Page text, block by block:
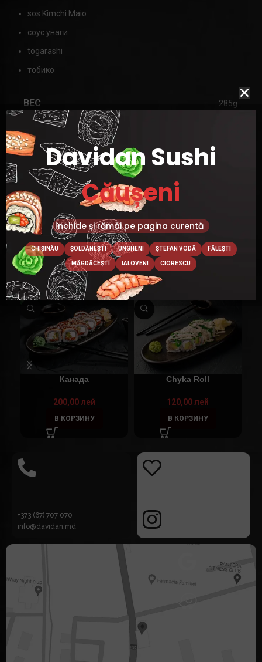
sos Kimchi Maio
соус унаги
togarashi
тобико
ВЕС 285g
В КОРЗИНУ
Категории: Ролы, Суши
Похожие товары
Канада
200,00лей
В КОРЗИНУ
Chyka Roll
120,00лей
В КОРЗИНУ
+373 (67) 707 070
info@davidan.md
Davidan Sushi
Căușeni
închide și rămâi pe pagina curentă
CHIȘINĂU ȘOLDĂNEȘTI UNGHENI ȘTEFAN VODĂ FĂLEȘTI
MĂGDĂCEȘTI IALOVENI CIORESCU